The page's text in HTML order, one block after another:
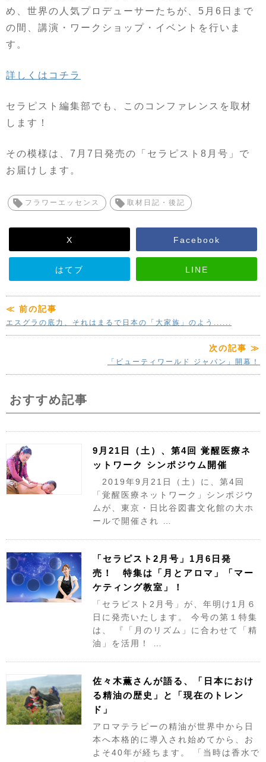
め、世界の人気プロデューサーたちが、5月6日まで
の間、講演・ワークショップ・イベントを行いま
す。
詳しくはコチラ
セラピスト編集部でも、このコンファレンスを取材
します！
その模様は、7月7日発売の「セラピスト8月号」で
お届けします。
フラワーエッセンス 取材日記・後記
X Facebook
はてブ LINE
≪ 前の記事
エスグラの底力、それはまるで日本の「大家族」のよう......
次の記事 ≫
「ビューティワールド ジャパン」開幕！
おすすめ記事
9月21日（土）、第4回 覚醒医療ネ
ットワーク シンポジウム開催
2019年9月21日（土）に、第4回
「覚醒医療ネットワーク」シンポジウ
ムが、東京・日比谷図書文化館の大ホ
ールで開催され …
「セラピスト2月号」1月6日発
売！ 特集は「月とアロマ」「マー
ケティング教室」！
「セラピスト2月号」が、年明け1月６
日に発売いたします。 今号の第１特集
は、 『「月のリズム」に合わせて「精
油」を活用！ …
佐々木薫さんが語る、「日本におけ
る精油の歴史」と「現在のトレン
ド」
アロマテラピーの精油が世界中から日
本へ本格的に導入され始めてから、お
よそ40年が経ちます。 「当時は香水で